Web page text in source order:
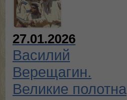
27.01.2026
Василий
Верещагин.
Великие полотна